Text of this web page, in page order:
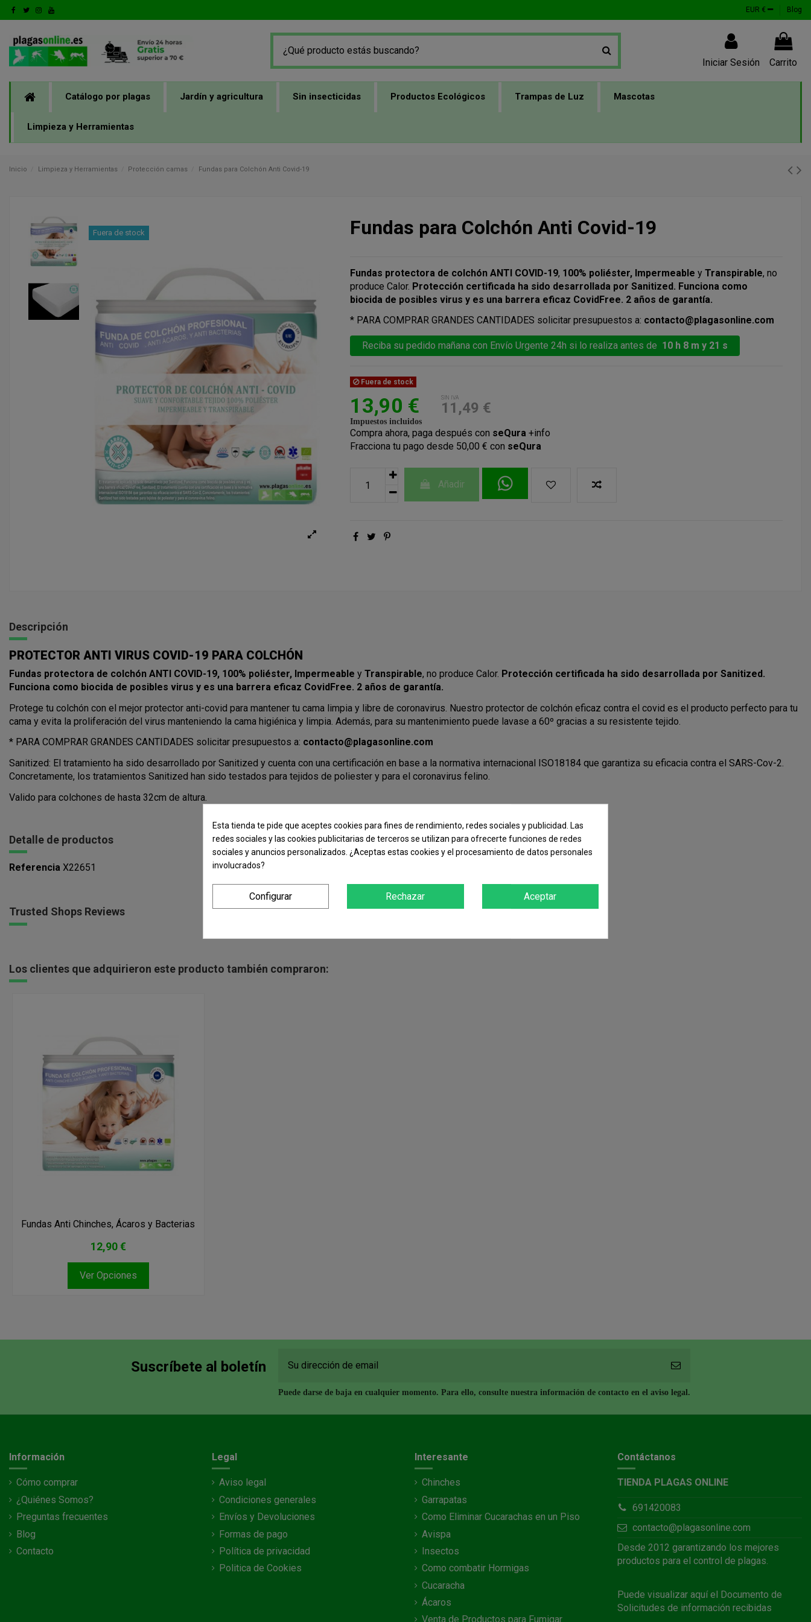
EUR € Blog
Iniciar Sesión Carrito
Catálogo por plagas Jardín y agricultura Sin insecticidas Productos Ecológicos Trampas de Luz Mascotas
Limpieza y Herramientas
Inicio Limpieza y Herramientas Protección camas Fundas para Colchón Anti Covid-19
Fuera de stock Fundas para Colchón Anti Covid-19
Fundas protectora de colchón ANTI COVID-19, 100% poliéster, ImpermeableyTranspirable, no
produce Calor. Protección certificada ha sido desarrollada por Sanitized. Funciona como
biocida de posibles virus y es una barrera eficaz CovidFree. 2 años de garantía.
* PARA COMPRAR GRANDES CANTIDADES solicitar presupuestos a: contacto@plagasonline.com
Reciba su pedido mañana con Envío Urgente 24h si lo realiza antes de 10 h 8 m y 21 s
Fuera de stock
13,90 € SIN IVA
11,49 €
Impuestos incluidos
Compra ahora, paga después con seQura +info
Fracciona tu pago desde 50,00 € con seQura
Añadir
Descripción
PROTECTOR ANTI VIRUS COVID-19 PARA COLCHÓN
Fundas protectora de colchón ANTI COVID-19, 100% poliéster, Impermeable y Transpirable, no produce Calor. Protección certificada ha sido desarrollada por Sanitized.
Funciona como biocida de posibles virus y es una barrera eficaz CovidFree. 2 años de garantía.
Protege tu colchón con el mejor protector anti-covid para mantener tu cama limpia y libre de coronavirus. Nuestro protector de colchón eficaz contra el covid es el producto perfecto para tu
cama y evita la proliferación del virus manteniendo la cama higiénica y limpia. Además, para su mantenimiento puede lavase a 60º gracias a su resistente tejido.
* PARA COMPRAR GRANDES CANTIDADES solicitar presupuestos a: contacto@plagasonline.com
Sanitized: El tratamiento ha sido desarrollado por Sanitized y cuenta con una certificación en base a la normativa internacional ISO18184 que garantiza su eficacia contra el SARS-Cov-2.
Concretamente, los tratamientos Sanitized han sido testados para tejidos de poliester y para el coronavirus felino.
Valido para colchones de hasta 32cm de altura.
Detalle de productos
Referencia X22651
Trusted Shops Reviews
Los clientes que adquirieron este producto también compraron:
Fundas Anti Chinches, Ácaros y Bacterias
12,90 €
Ver Opciones
Suscríbete al boletín
Puede darse de baja en cualquier momento. Para ello, consulte nuestra información de contacto en el aviso legal.
Información
Cómo comprar
¿Quiénes Somos?
Preguntas frecuentes
Blog
Contacto
Legal
Aviso legal
Condiciones generales
Envíos y Devoluciones
Formas de pago
Política de privacidad
Politica de Cookies
Interesante
Chinches
Garrapatas
Como Eliminar Cucarachas en un Piso
Avispa
Insectos
Como combatir Hormigas
Cucaracha
Ácaros
Venta de Productos para Fumigar
Contáctanos
TIENDA PLAGAS ONLINE
691420083
contacto@plagasonline.com
Desde 2012 garantizando los mejores
productos para el control de plagas.
Puede visualizar aquíel Documento de
Solicitudes de información recibidas
Esta tienda te pide que aceptes cookies para fines de rendimiento, redes sociales y publicidad. Las
redes sociales y las cookies publicitarias de terceros se utilizan para ofrecerte funciones de redes
sociales y anuncios personalizados. ¿Aceptas estas cookies y el procesamiento de datos personales
involucrados?
Configurar Rechazar Aceptar